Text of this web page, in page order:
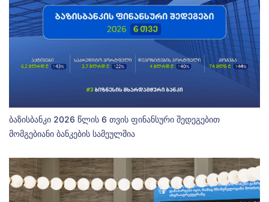
ბაზისბანკი 2026 წლის 6 თვის ფინანსური შედეგებით
მომგებიანი ბანკების სამეულშია